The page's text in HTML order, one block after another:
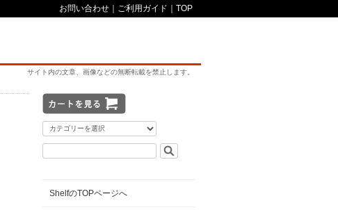
お問い合わせ ご利用ガイド TOP
サイト内の文章、画像などの無断転載を禁止します。
ShelfのTOPページへ